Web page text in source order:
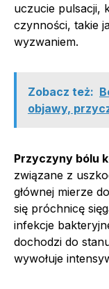
uczucie pulsacji,
czynności, takie
wyzwaniem.
Zobacz też:
objawy,
Przyczyny bólu
związane z
głównej mierze
się próchnicę
infekcje
dochodzi do
wywołuje